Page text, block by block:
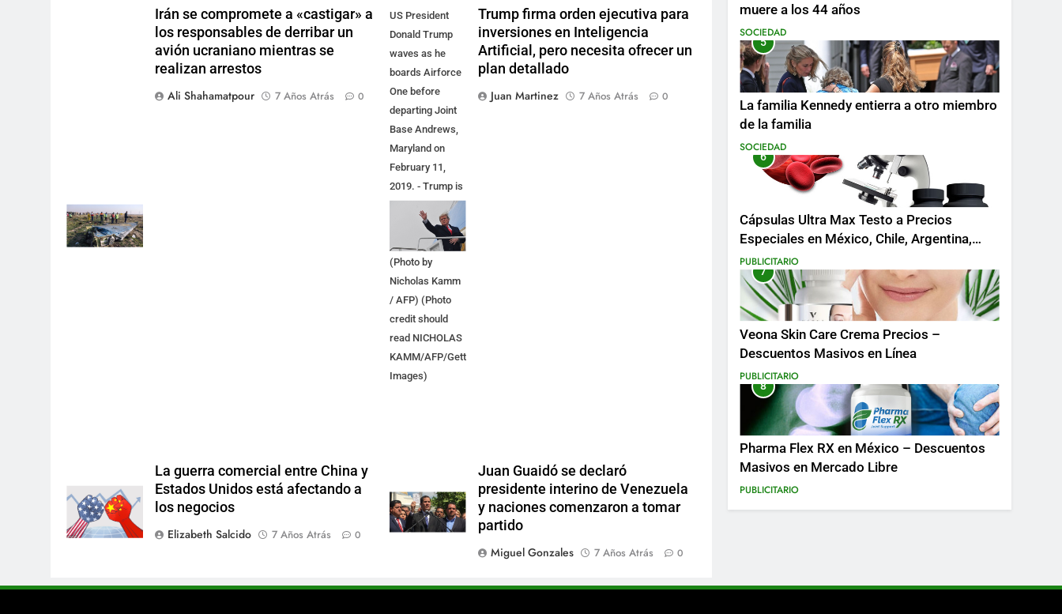
Irán se compromete a «castigar» a
los responsables de derribar un
avión ucraniano mientras se
realizan arrestos
Ali Shahamatpour
7 Años Atrás 0
US President
Donald Trump
waves as he
boards Airforce
One before
departing Joint
Base Andrews,
Maryland on
February 11,
2019. - Trump is
Paso, Texas for
a political rally.
(Photo by
Nicholas Kamm
/ AFP) (Photo
credit should
read NICHOLAS
KAMM/AFP/Getty
Images)
Trump firma orden ejecutiva para
inversiones en Inteligencia
Artificial, pero necesita ofrecer un
plan detallado
Juan Martinez
7 Años Atrás 0
La guerra comercial entre China y
Estados Unidos está afectando a
los negocios
Elizabeth Salcido
7 Años Atrás 0
Juan Guaidó se declaró
presidente interino de Venezuela
y naciones comenzaron a tomar
partido
Miguel Gonzales
7 Años Atrás 0
muere a los 44 años
SOCIEDAD
5
La familia Kennedy entierra a otro miembro
de la familia
SOCIEDAD
6
Cápsulas Ultra Max Testo a Precios
Especiales en México, Chile, Argentina,
Colombia, Perú , Ecuador, Costa Rica y
Más
PUBLICITARIO
7
Veona Skin Care Crema Precios –
Descuentos Masivos en Línea
PUBLICITARIO
8
Pharma Flex RX en México – Descuentos
Masivos en Mercado Libre
PUBLICITARIO